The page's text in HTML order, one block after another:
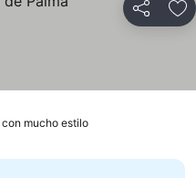
Compartir
mucho estiloVer precios